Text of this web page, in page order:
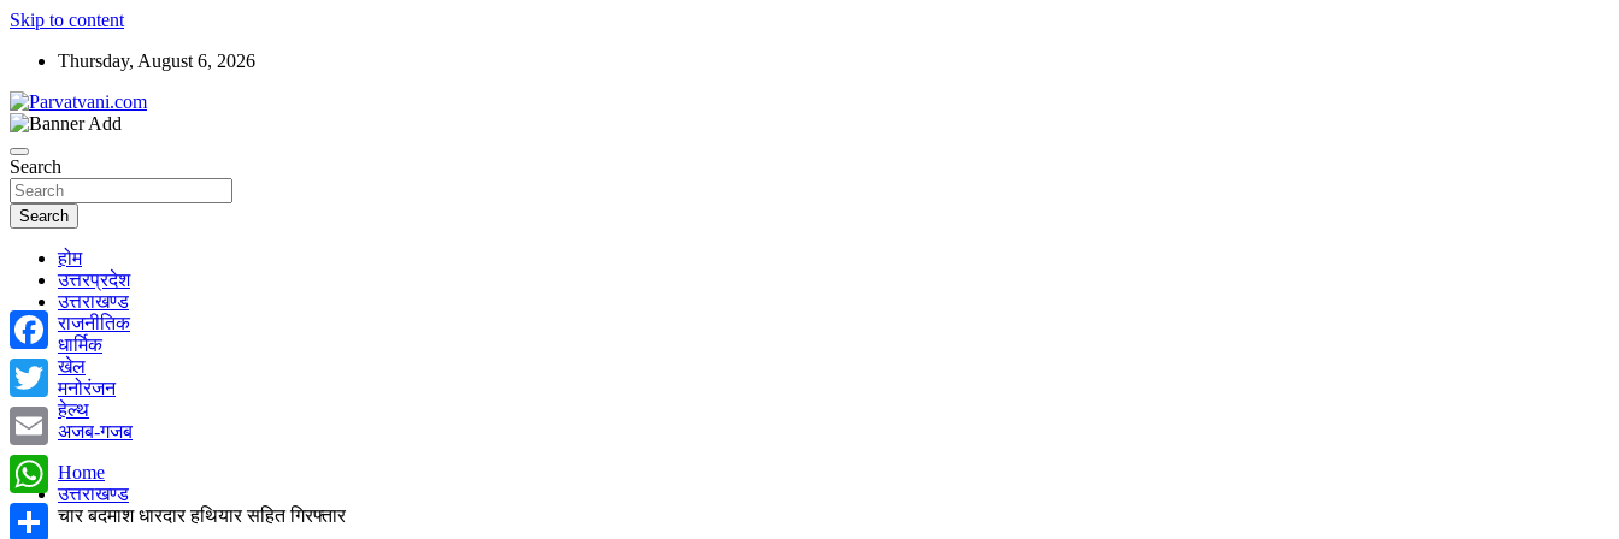
Skip to content
Thursday, August 6, 2026
Parvatvani.com
Search
Search
होम
उत्तरप्रदेश
उत्तराखण्ड
राजनीतिक
धार्मिक
खेल
मनोरंजन
हेल्थ
अजब-गजब
Home
उत्तराखण्ड
चार बदमाश धारदार हथियार सहित गिरफ्तार
Facebook
Twitter
Email
WhatsApp